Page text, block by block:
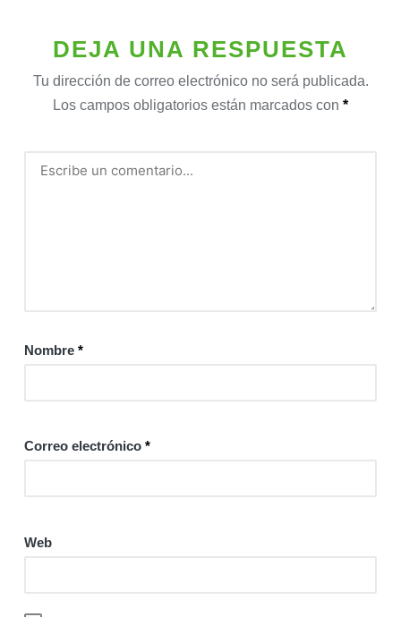
DEJA UNA RESPUESTA
Tu dirección de correo electrónico no será publicada.
Los campos obligatorios están marcados con *
Nombre *
Correo electrónico *
Web